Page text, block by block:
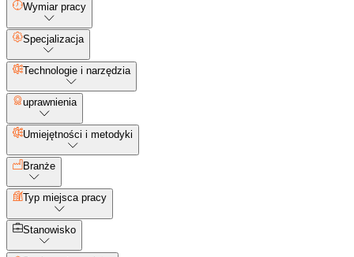
Wymiar pracy
Specjalizacja
Technologie i narzędzia
uprawnienia
Umiejętności i metodyki
Branże
Typ miejsca pracy
Stanowisko